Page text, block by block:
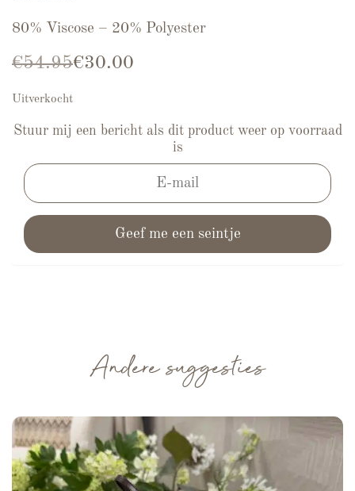
80% Viscose – 20% Polyester
€54.95
Oorspronkelijke prijs was: €54.95.
€30.00
Huidige prijs is: €30.00.
Uitverkocht
Stuur mij een bericht als dit product weer op voorraad
is
Andere suggesties